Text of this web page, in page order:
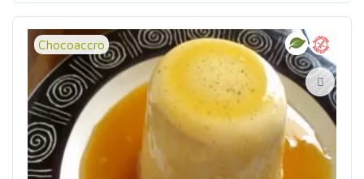
Chocoaccro